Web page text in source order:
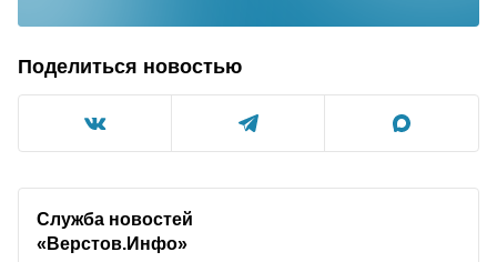
Поделиться новостью
Служба новостей
«Верстов.Инфо»